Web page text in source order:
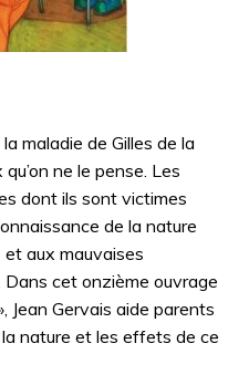
maladie de Gilles de la
ne le pense. Les
dont ils sont victimes
de la nature
aux mauvaises
Dans cet onzième ouvrage
Jean Gervais aide parents
nature et les effets de ce